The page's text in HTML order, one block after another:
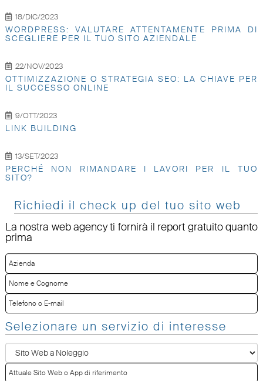
18/DIC/2023
WORDPRESS: VALUTARE ATTENTAMENTE PRIMA DI
SCEGLIERE PER IL TUO SITO AZIENDALE
22/NOV/2023
OTTIMIZZAZIONE O STRATEGIA SEO: LA CHIAVE PER
IL SUCCESSO ONLINE
9/OTT/2023
LINK BUILDING
13/SET/2023
PERCHÉ NON RIMANDARE I LAVORI PER IL TUO
SITO?
Richiedi il check up del tuo sito web
La nostra web agency ti fornirà il report gratuito quanto
prima
Selezionare un servizio di interesse